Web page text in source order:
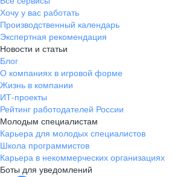
Хочу у вас работать
Производственный календарь
Экспертная рекомендация
Новости и статьи
Блог
О компаниях в игровой форме
Жизнь в компании
ИТ-проекты
Рейтинг работодателей России
Молодым специалистам
Карьера для молодых специалистов
Школа программистов
Карьера в некоммерческих организациях
Боты для уведомлений